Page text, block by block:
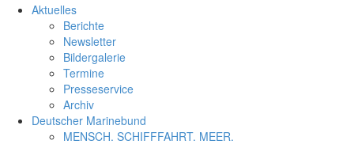
Aktuelles
Berichte
Newsletter
Bildergalerie
Termine
Presseservice
Archiv
Deutscher Marinebund
MENSCH. SCHIFFFAHRT. MEER.